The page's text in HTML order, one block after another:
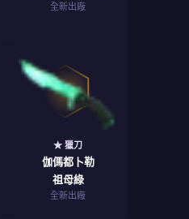
全新出廠
★ 獵刀
伽傌都卜勒
祖母綠
全新出廠